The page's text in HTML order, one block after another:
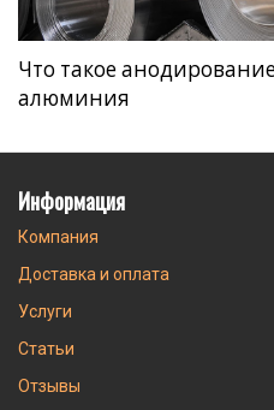
Что такое
алюминия
Информация
Компания
Доставка и оплата
Услуги
Статьи
Отзывы